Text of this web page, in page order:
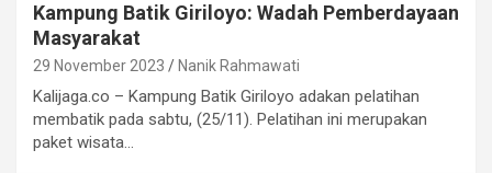
Kampung Batik Giriloyo: Wadah Pemberdayaan
Masyarakat
29 November 2023 Nanik Rahmawati
Kalijaga.co – Kampung Batik Giriloyo adakan pelatihan
membatik pada sabtu, (25/11). Pelatihan ini merupakan
paket wisata…